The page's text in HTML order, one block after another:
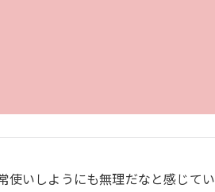
いしようにも無理だなと感じて